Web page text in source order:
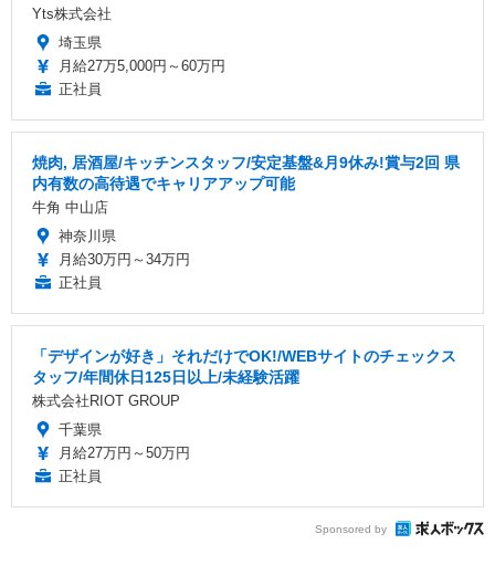
Yts株式会社
埼玉県
月給27万5,000円～60万円
正社員
焼肉, 居酒屋/キッチンスタッフ/安定基盤&月9休み!賞与2回 県
内有数の高待遇でキャリアアップ可能
牛角 中山店
神奈川県
月給30万円～34万円
正社員
「デザインが好き」それだけでOK!/WEBサイトのチェックス
タッフ/年間休日125日以上/未経験活躍
株式会社RIOT GROUP
千葉県
月給27万円～50万円
正社員
Sponsored by